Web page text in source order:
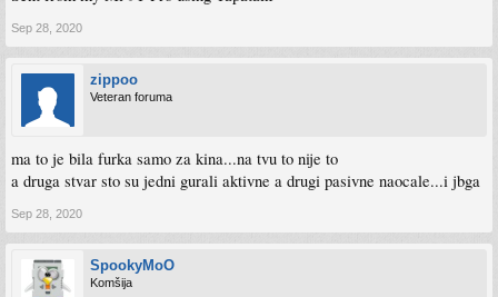
Sep 28, 2020
zippoo
Veteran foruma
ma to je bila furka samo za kina...na tvu to nije to
a druga stvar sto su jedni gurali aktivne a drugi pasivne naocale...i jbga
Sep 28, 2020
SpookyMoO
Komšija